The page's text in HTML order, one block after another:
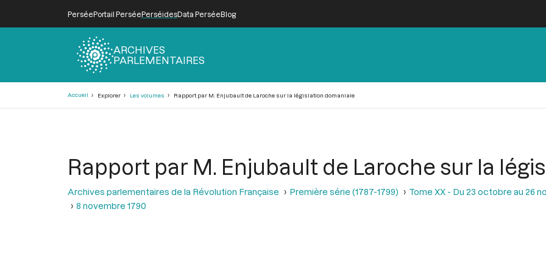
PerséePortail PerséePerséidesData PerséeBlog
ARCHIVES
PARLEMENTAIRES
Accueil Explorer Les volumes Rapport par M. Enjubault de Laroche sur la législation domaniale
Rapport par M. Enjubault de Laroche sur la
Archives parlementaires de la Révolution Française Première série (1787-1799) Tome XX - Du 23 octobre au 26
8 novembre 1790